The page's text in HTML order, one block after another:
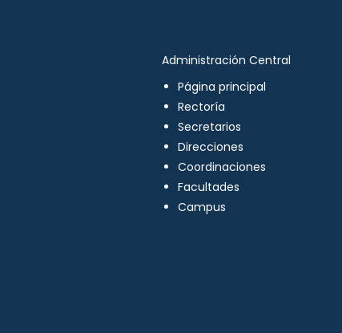
Administración Central
Página principal
Rectoría
Secretarios
Direcciones
Coordinaciones
Facultades
Campus